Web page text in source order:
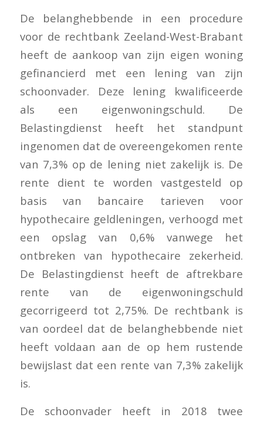
De belanghebbende in een procedure
voor de rechtbank Zeeland-West-Brabant
heeft de aankoop van zijn eigen woning
gefinancierd met een lening van zijn
schoonvader. Deze lening kwalificeerde
als een eigenwoningschuld. De
Belastingdienst heeft het standpunt
ingenomen dat de overeengekomen rente
van 7,3% op de lening niet zakelijk is. De
rente dient te worden vastgesteld op
basis van bancaire tarieven voor
hypothecaire geldleningen, verhoogd met
een opslag van 0,6% vanwege het
ontbreken van hypothecaire zekerheid.
De Belastingdienst heeft de aftrekbare
rente van de eigenwoningschuld
gecorrigeerd tot 2,75%. De rechtbank is
van oordeel dat de belanghebbende niet
heeft voldaan aan de op hem rustende
bewijslast dat een rente van 7,3% zakelijk
is.
De schoonvader heeft in 2018 twee